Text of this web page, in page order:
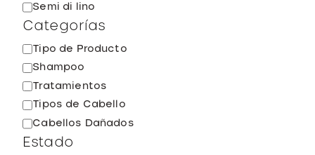
M
a
c
a
Semi di lino
Categorías
C
a
t
g
o
r
Tipo de Producto
Shampoo
Tratamientos
Tipos de Cabello
Cabellos Dañados
Estado